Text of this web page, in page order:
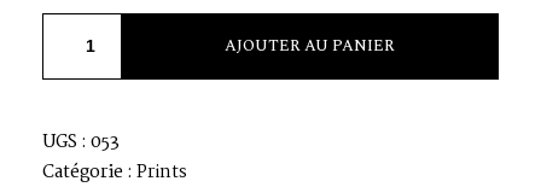
AJOUTER AU PANIER
UGS : 053
Catégorie : Prints
HARRY & JANE